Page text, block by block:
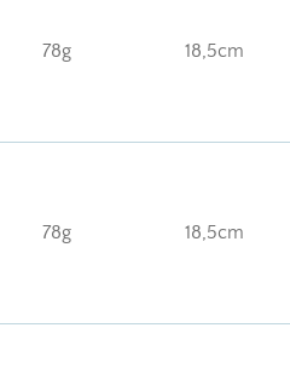
78g 18,5cm
78g 18,5cm